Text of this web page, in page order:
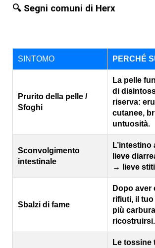
🔍 Segni comuni di Herx
SINTOMO PERCHÉ
Prurito della pelle /
Sfoghi
La pelle
di
riserva:
cutanee,
untuosità.
Sconvolgimento
intestinale
lieve
→ lieve
Sbalzi di fame
Dopo aver
rifiuti, il
più
ricostruirsi.
Le tossine